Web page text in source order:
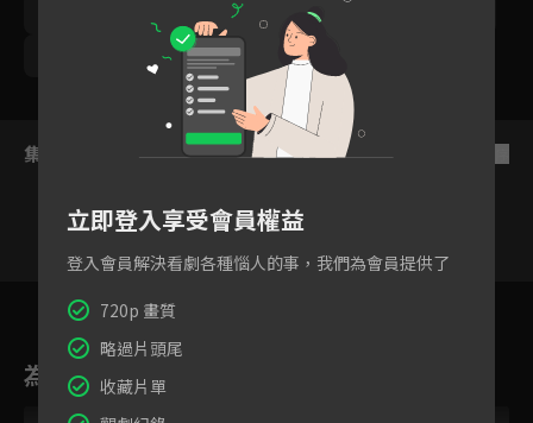
婁峻碩 銀赫
崔容俊
集數列表
林擎恩 帝翁
為您推薦
立即登入享受會員權益
登入會員解決看劇各種惱人的事，我們為會員提供了
720p 畫質
略過片頭尾
收藏片單